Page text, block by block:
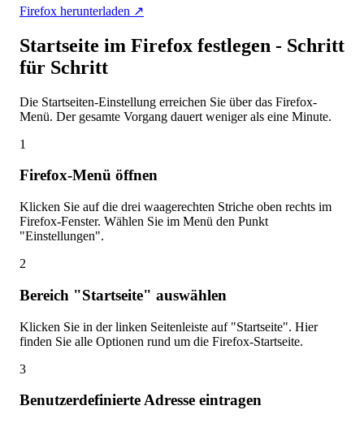
Firefox herunterladen ↗
Startseite im Firefox festlegen - Schritt
für Schritt
Die Startseiten-Einstellung erreichen Sie über das Firefox-
Menü. Der gesamte Vorgang dauert weniger als eine Minute.
1
Firefox-Menü öffnen
Klicken Sie auf die drei waagerechten Striche oben rechts im
Firefox-Fenster. Wählen Sie im Menü den Punkt
"Einstellungen".
2
Bereich "Startseite" auswählen
Klicken Sie in der linken Seitenleiste auf "Startseite". Hier
finden Sie alle Optionen rund um die Firefox-Startseite.
3
Benutzerdefinierte Adresse eintragen